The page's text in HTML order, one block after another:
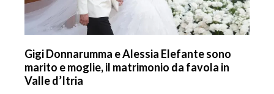
Gigi Donnarumma e Alessia Elefante sono
marito e moglie, il matrimonio da favola in
Valle d’Itria